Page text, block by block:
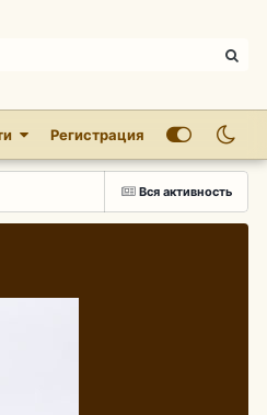
Регистрация
Вся активность